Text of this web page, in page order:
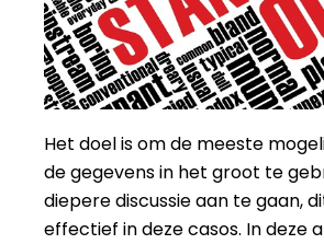
Het doel is om de meeste
de gegevens in het groot te
diepere discussie aan te gaan,
effectief in deze casos. In deze